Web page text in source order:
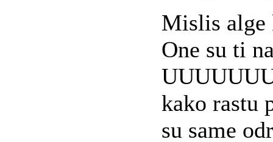
Mislis alge
One su ti
kako rastu
su same